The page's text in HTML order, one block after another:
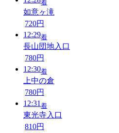
着
如意ヶ滝
720円
12:29着
長山団地入口
780円
12:30着
上中の倉
780円
12:31 着
東光寺入口
810円